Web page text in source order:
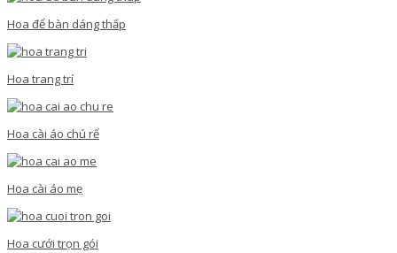
Hoa để bàn dáng thấp
Hoa trang trí
Hoa cài áo chú rể
Hoa cài áo mẹ
Hoa cưới trọn gói